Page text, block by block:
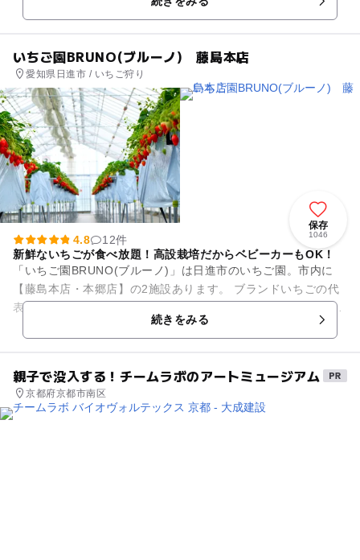
いちご園BRUNO(ブルーノ) 藤島本店
愛知県日進市 / いちご狩り
保存
1046
4.8
12件
新鮮ないちごが食べ放題！高設栽培だからベビーカーもOK！
「いちご園BRUNO(ブルーノ)」は日進市のいちご園。市内に
【藤島本店・本郷店】の2施設あります。 ブランドいちごの代
表格「紅ほっぺ」をはじめ、「よつぼし」「すず」など、40分
続きをみる
親子で没入する！チームラボのアートミュージアム
京都府京都市南区